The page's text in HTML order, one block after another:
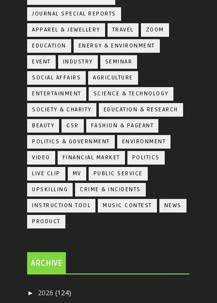
JOURNAL SPECIAL REPORTS
APPAREL & JEWELLERY TRAVEL ZOOM
EDUCATION ENERGY & ENVIRONMENT
EVENT INDUSTRY SEMINAR
SOCIAL AFFAIRS AGRICULTURE
ENTERTAINMENT SCIENCE & TECHNOLOGY
SOCIETY & CHARITY EDUCATION & RESEARCH
BEAUTY CSR FASHION & PAGEANT
POLITICS & GOVERNMENT ENVIRONMENT
VIDEO FINANCIAL MARKET POLITICS
LIVE CLIP MV PUBLIC SERVICE
UPSKILLING CRIME & INCIDENTS
INSTRUCTION TOOL MUSIC CONTEST NEWS
PRODUCT
ARCHIVE
► 2026(124)